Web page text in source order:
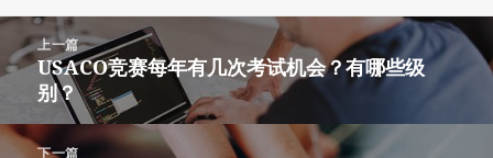
于
文
章
导
上一篇
上
篇
文
章：
USACO竞赛每年有几次考试机会？有哪些级
别？
下一篇